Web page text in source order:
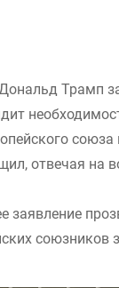
Трамп
отвечая на
заявление
союзников